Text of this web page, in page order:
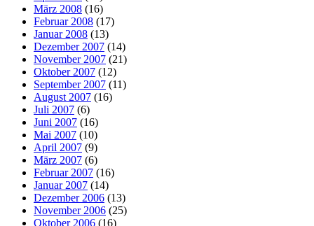
März 2008 (16)
Februar 2008 (17)
Januar 2008 (13)
Dezember 2007 (14)
November 2007 (21)
Oktober 2007 (12)
September 2007 (11)
August 2007 (16)
Juli 2007 (6)
Juni 2007 (16)
Mai 2007 (10)
April 2007 (9)
März 2007 (6)
Februar 2007 (16)
Januar 2007 (14)
Dezember 2006 (13)
November 2006 (25)
Oktober 2006 (16)